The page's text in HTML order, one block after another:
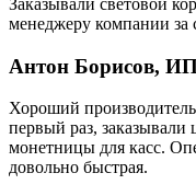
менеджеру компании за
Антон Борисов,
Хороший
первый раз,
монетницы для касс.
довольно быстрая.